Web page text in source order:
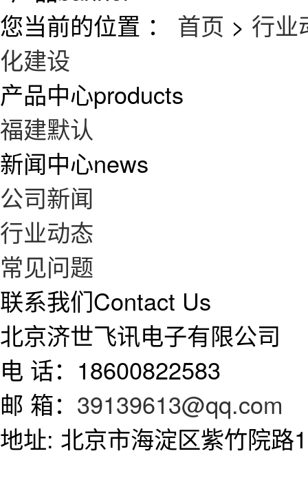
您当前的位置 ： 首页 > 行业
化建设
产品中心products
福建默认
新闻中心news
公司新闻
行业动态
常见问题
联系我们Contact Us
北京济世飞讯电子有限公司
电 话：18600822583
邮 箱： 39139613@qq.com
地址: 北京市海淀区紫竹院路